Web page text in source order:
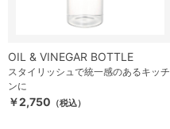
OIL & VINEGAR BOTTLE
スタイリッシュで統一感のあるキッチ
ンに
￥2,750 （税込）